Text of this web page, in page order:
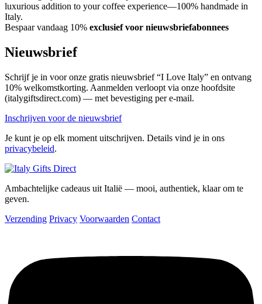
luxurious addition to your coffee experience—100% handmade in
Italy.
Bespaar vandaag 10% exclusief voor nieuwsbriefabonnees
Nieuwsbrief
Schrijf je in voor onze gratis nieuwsbrief “I Love Italy” en ontvang
10% welkomstkorting. Aanmelden verloopt via onze hoofdsite
(italygiftsdirect.com) — met bevestiging per e-mail.
Inschrijven voor de nieuwsbrief
Je kunt je op elk moment uitschrijven. Details vind je in ons
privacybeleid.
Ambachtelijke cadeaus uit Italië — mooi, authentiek, klaar om te
geven.
Verzending Privacy Voorwaarden Contact